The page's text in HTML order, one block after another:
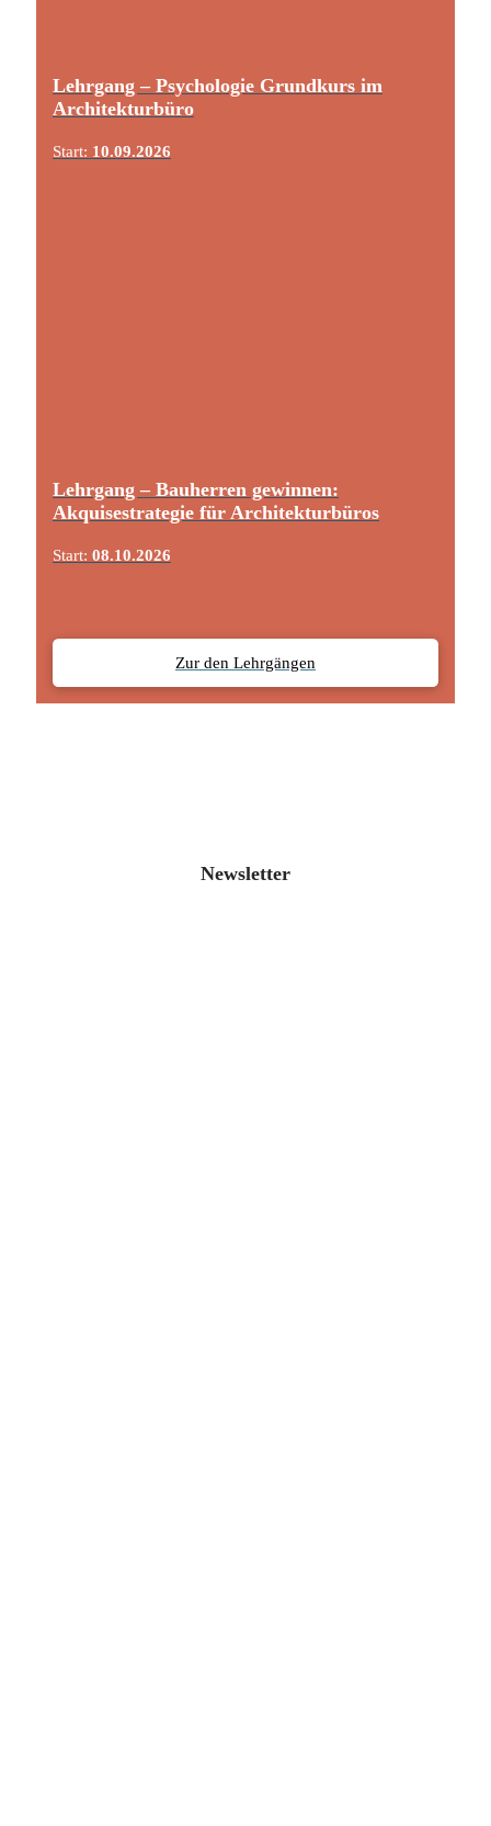
Lehrgang – Psychologie Grundkurs im
Architekturbüro
Start: 10.09.2026
Lehrgang – Bauherren gewinnen:
Akquisestrategie für Architekturbüros
Start: 08.10.2026
Zur den Lehrgängen
Newsletter